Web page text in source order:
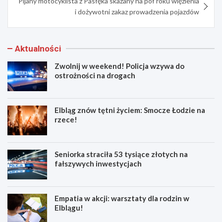
i dożywotni zakaz prowadzenia pojazdów
Aktualności
Zwolnij w weekend! Policja wzywa do
ostrożności na drogach
Elbląg znów tętni życiem: Smocze Łodzie na
rzece!
Seniorka straciła 53 tysiące złotych na
fałszywych inwestycjach
Empatia w akcji: warsztaty dla rodzin w
Elblągu!